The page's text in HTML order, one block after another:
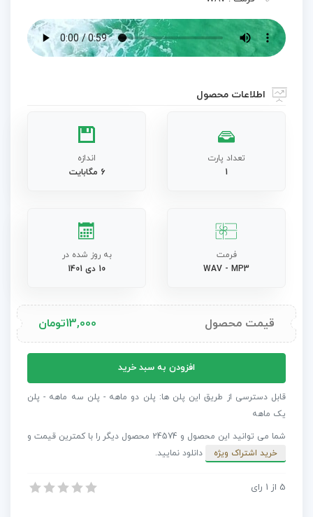
اطلاعات محصول
تعداد پارت
1
اندازه
6 مگابایت
فرمت
WAV - MP3
به روز شده در
10 دی 1401
قیمت محصول 13,000تومان
:
نویز
با
Snow
افزودن به سبد خرید
قابل دسترسی از طریق این پلن ها: پلن دو ماهه - پلن سه ماهه - پلن
یک ماهه
شما می توانید این محصول و 24574 محصول دیگر را با کمترین قیمت و
خرید اشتراک ویژه
دانلود نمایید.
افکت صدا : نویز و پازیت با اخطار Snow Avalanche Coming
5 از 1 رای